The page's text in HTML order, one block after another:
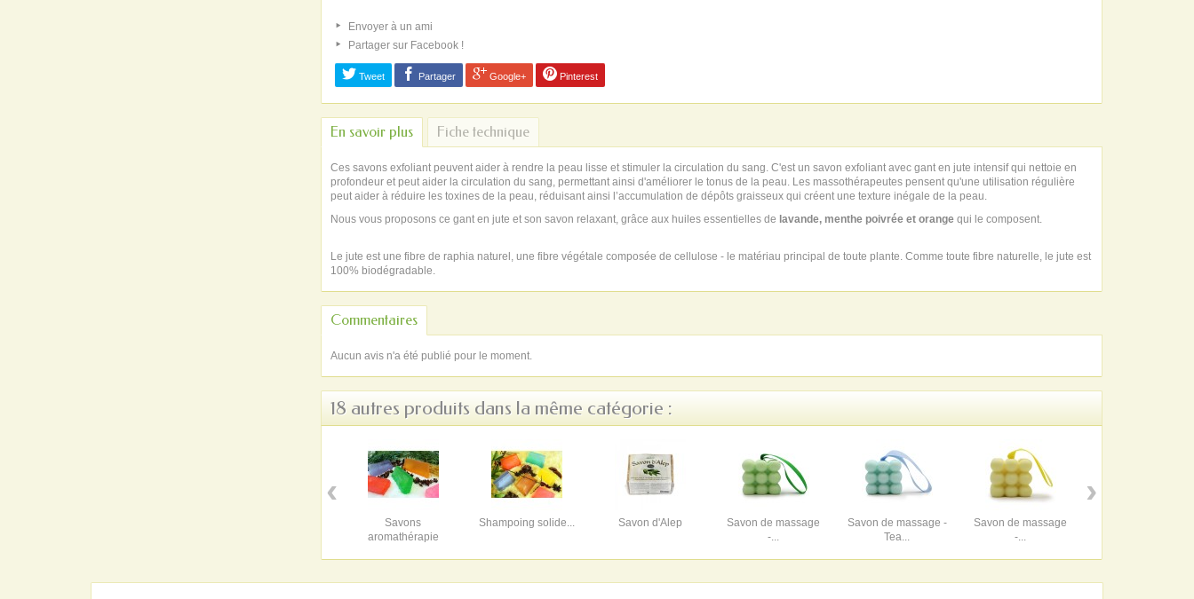
Envoyer à un ami
Partager sur Facebook !
Tweet Partager Google+ Pinterest
En savoir plus Fiche technique
Ces savons exfoliant peuvent aider à rendre la peau lisse et stimuler la circulation du sang. C'est un savon exfoliant avec gant en jute intensif qui nettoie en
profondeur et peut aider la circulation du sang, permettant ainsi d'améliorer le tonus de la peau. Les massothérapeutes pensent qu'une utilisation régulière
peut aider à réduire les toxines de la peau, réduisant ainsi l’accumulation de dépôts graisseux qui créent une texture inégale de la peau.
Nous vous proposons ce gant en jute et son savon relaxant, grâce aux huiles essentielles de lavande, menthe poivrée et orange qui le composent.
Le jute est une fibre de raphia naturel, une fibre végétale composée de cellulose - le matériau principal de toute plante. Comme toute fibre naturelle, le jute est
100% biodégradable.
Commentaires
Aucun avis n'a été publié pour le moment.
18 autres produits dans la même catégorie :
Savons
aromathérapie
Shampoing solide... Savon d'Alep
Savon de massage
-...
Savon de massage -
Tea...
Savon de massage
-...
‹ ›